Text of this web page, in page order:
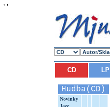
' '
CD LP
Hudba(CD)
Novinky
Jazz